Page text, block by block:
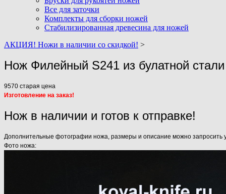
Все для заточки
Комплекты для сборки ножей
Стабилизированная древесина для ножей
АКЦИЯ! Ножи в наличии со скидкой! >
Нож Филейный S241 из булатной стали
9570 старая цена
Изготовление на заказ!
Нож в наличии и готов к отправке!
Дополнительные фотографии ножа, размеры и описание можно запросить
Фото ножа: